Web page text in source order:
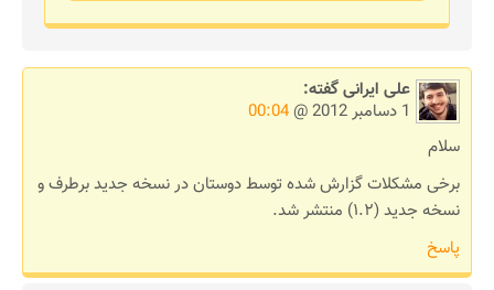
علی ایرانیگفته:
1 دسامبر 2012 @
00:04
سلام
برخی مشکلات گزارش شده توسط دوستان در نسخه جدید برطرف و
نسخه جدید (۱.۲) منتشر شد.
پاسخ